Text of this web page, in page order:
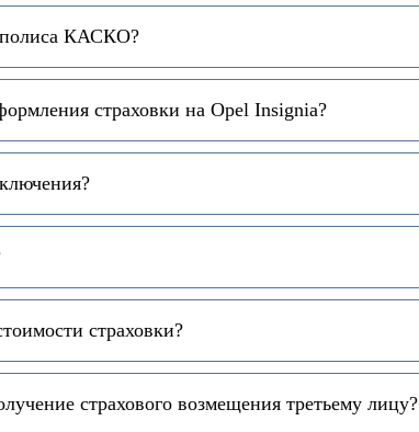
полиса КАСКО?
страховки на Opel Insignia?
страховки?
страхового возмещения третьему лицу?